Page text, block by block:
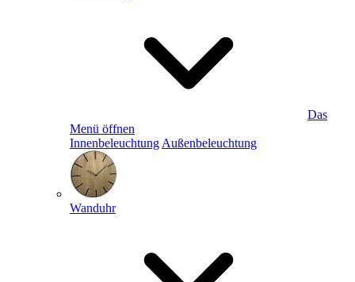
Das
Menü öffnen
Innenbeleuchtung Außenbeleuchtung
Wanduhr